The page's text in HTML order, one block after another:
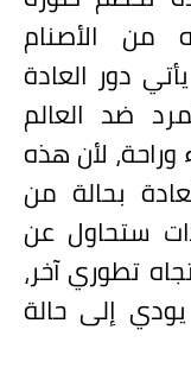
من الأصنام
دور العادة
ضد العالم
لأن هذه
بحالة من
ستحاول عن
تطوري آخر،
إلى حالة